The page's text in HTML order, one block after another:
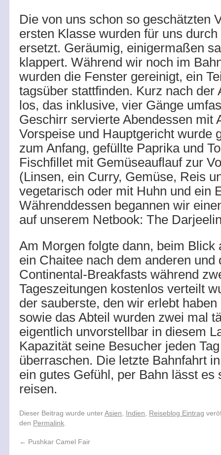
Die von uns schon so geschätzten
ersten Klasse wurden für uns
ersetzt. Geräumig, einigermaßen
klappert. Während wir noch im
wurden die Fenster gereinigt, ein
tagsüber stattfinden. Kurz nach der
los, das inklusive, vier Gänge
Geschirr servierte Abendessen mit
Vorspeise und Hauptgericht wurde
zum Anfang, gefüllte Paprika und
Fischfillet mit Gemüseauflauf zur
(Linsen, ein Curry, Gemüse, Reis
vegetarisch oder mit Huhn und ein
Währenddessen begannen wir
auf unserem Netbook: The
Am Morgen folgte dann, beim Blick
ein Chaitee nach dem anderen und
Continental-Breakfasts während
Tageszeitungen kostenlos verteilt
der sauberste, den wir erlebt
sowie das Abteil wurden zwei mal
eigentlich unvorstellbar in diesem
Kapazität seine Besucher jeden
überraschen. Die letzte Bahnfahrt
ein gutes Gefühl, per Bahn lässt es
reisen.
Dieser Beitrag wurde unterAsien Indien Reiseblog Eintrag
den Permalink
← Pushkar Camel Fair